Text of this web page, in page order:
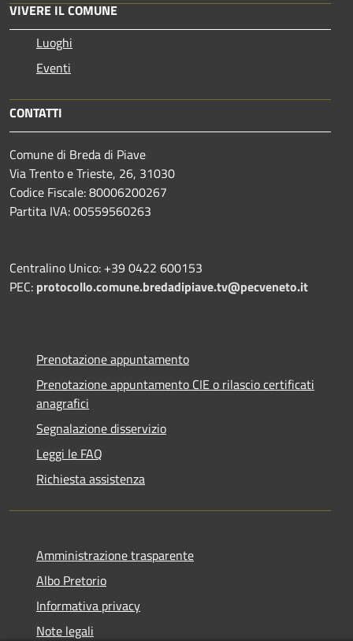
VIVERE IL COMUNE
Luoghi
Eventi
CONTATTI
Comune di Breda di Piave
Via Trento e Trieste, 26, 31030
Codice Fiscale: 80006200267
Partita IVA: 00559560263
Centralino Unico: +39 0422 600153
PEC: protocollo.comune.bredadipiave.tv@pecveneto.it
Prenotazione appuntamento
Prenotazione appuntamento CIE o rilascio certificati
anagrafici
Segnalazione disservizio
Leggi le FAQ
Richiesta assistenza
Amministrazione trasparente
Albo Pretorio
Informativa privacy
Note legali